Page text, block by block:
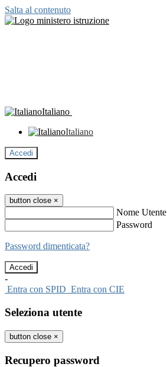
Salta al contenuto
Italiano
Italiano
Accedi
Accedi
button close ×
Nome Utente
Password
Password dimenticata?
-
Entra con SPID Entra con CIE
Seleziona utente
button close ×
Recupero password